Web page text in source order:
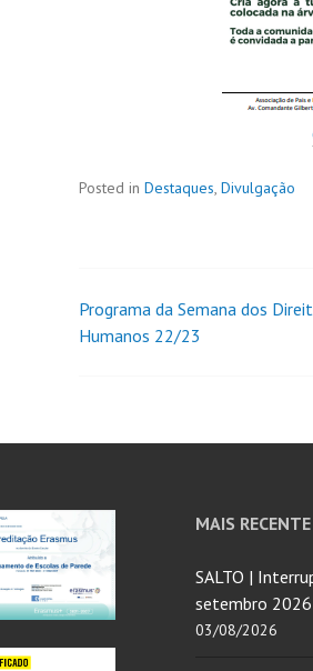
Posted in Destaques, Divulgação
Programa da Semana dos
Humanos 22/23
MAIS RECENTE
SALTO |
setembro 2026
03/08/2026